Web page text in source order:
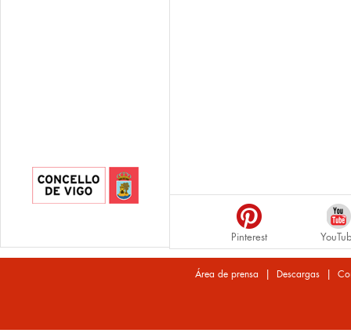
Pinterest
Área de prensa | Descargas|